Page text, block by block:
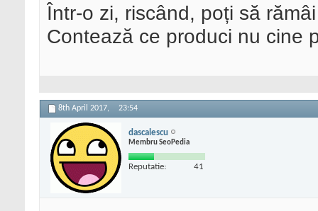
Într-o zi, riscând, poți să
Contează ce produci nu cine
8th April 2017, 23:54
dascalescu
Membru SeoPedia
Reputatie: 41